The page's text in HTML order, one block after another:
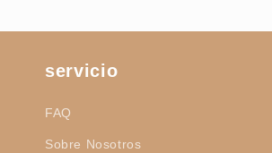
servicio
FAQ
Sobre Nosotros